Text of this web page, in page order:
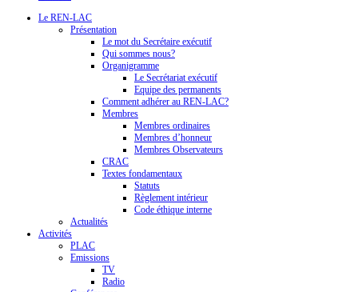
Le REN-LAC
Présentation
Le mot du Secrétaire exécutif
Qui sommes nous?
Organigramme
Le Secrétariat exécutif
Equipe des permanents
Comment adhérer au REN-LAC?
Membres
Membres ordinaires
Membres d’honneur
Membres Observateurs
CRAC
Textes fondamentaux
Statuts
Règlement intérieur
Code éthique interne
Actualités
Activités
PLAC
Emissions
TV
Radio